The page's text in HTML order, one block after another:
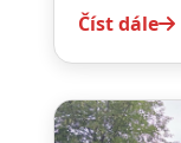
Číst dále